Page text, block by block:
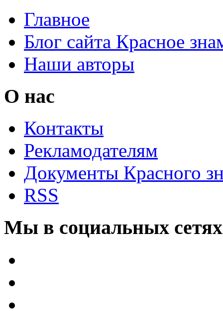
Главное
Блог сайта Красное
Наши авторы
О нас
Контакты
Рекламодателям
Документы Красного
RSS
Мы в социальных сетях